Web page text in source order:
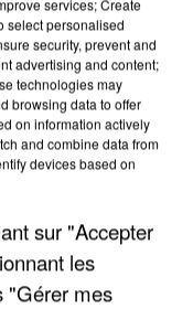
DE LA DZ
services; Create
select personalised
security, prevent and
advertising and content;
technologies may
browsing data to offer
on information actively
and combine data from
devices based on
sur "Accepter
les
"Gérer mes